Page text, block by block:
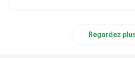
Regardez